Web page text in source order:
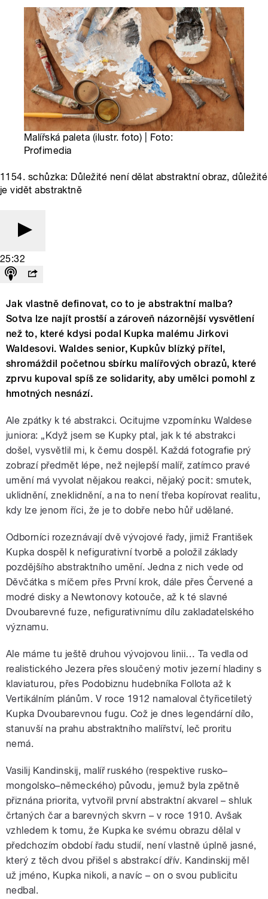
Malířská paleta (ilustr. foto) | Foto:
Profimedia
1154. schůzka: Důležité není dělat abstraktní obraz, důležité
je vidět abstraktně
25:32
Jak vlastně definovat, co to je abstraktní malba?
Sotva lze najít prostší a zároveň názornější vysvětlení
než to, které kdysi podal Kupka malému Jirkovi
Waldesovi. Waldes senior, Kupkův blízký přítel,
shromáždil početnou sbírku malířových obrazů, které
zprvu kupoval spíš ze solidarity, aby umělci pomohl z
hmotných nesnází.
Ale zpátky k té abstrakci. Ocitujme vzpomínku Waldese
juniora: „Když jsem se Kupky ptal, jak k té abstrakci
došel, vysvětlil mi, k čemu dospěl. Každá fotografie prý
zobrazí předmět lépe, než nejlepší malíř, zatímco pravé
umění má vyvolat nějakou reakci, nějaký pocit: smutek,
uklidnění, zneklidnění, a na to není třeba kopírovat realitu,
kdy lze jenom říci, že je to dobře nebo hůř udělané.
Odborníci rozeznávají dvě vývojové řady, jimiž František
Kupka dospěl k nefigurativní tvorbě a položil základy
pozdějšího abstraktního umění. Jedna z nich vede od
Děvčátka s míčem přes První krok, dále přes Červené a
modré disky a Newtonovy kotouče, až k té slavné
Dvoubarevné fuze, nefigurativnímu dílu zakladatelského
významu.
Ale máme tu ještě druhou vývojovou linii… Ta vedla od
realistického Jezera přes sloučený motiv jezerní hladiny s
klaviaturou, přes Podobiznu hudebníka Follota až k
Vertikálním plánům. V roce 1912 namaloval čtyřicetiletý
Kupka Dvoubarevnou fugu. Což je dnes legendární dílo,
stanuvší na prahu abstraktního malířství, leč proritu
nemá.
Vasilij Kandinskij, malíř ruského (respektive rusko–
mongolsko–německého) původu, jemuž byla zpětně
přiznána priorita, vytvořil první abstraktní akvarel – shluk
črtaných čar a barevných skvrn – v roce 1910. Avšak
vzhledem k tomu, že Kupka ke svému obrazu dělal v
předchozím období řadu studií, není vlastně úplně jasné,
který z těch dvou přišel s abstrakcí dřív. Kandinskij měl
už jméno, Kupka nikoli, a navíc – on o svou publicitu
nedbal.